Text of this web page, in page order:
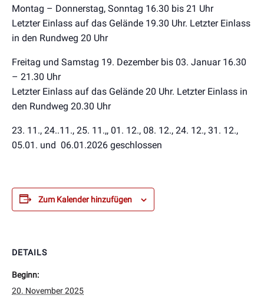
Montag – Donnerstag, Sonntag 16.30 bis 21 Uhr
Letzter Einlass auf das Gelände 19.30 Uhr. Letzter Einlass
in den Rundweg 20 Uhr
Freitag und Samstag 19. Dezember bis 03. Januar 16.30
– 21.30 Uhr
Letzter Einlass auf das Gelände 20 Uhr. Letzter Einlass in
den Rundweg 20.30 Uhr
23. 11., 24..11., 25. 11.,, 01. 12., 08. 12., 24. 12., 31. 12.,
05.01. und 06.01.2026 geschlossen
Zum Kalender hinzufügen
DETAILS
Beginn:
20. November 2025